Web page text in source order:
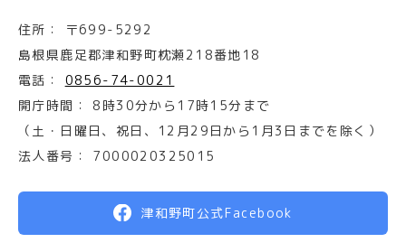
住所：
〒699-5292
島根県鹿足郡津和野町枕瀬218番地18
電話：
0856-74-0021
開庁時間：
8時30分から17時15分まで
（土・日曜日、祝日、12月29日から1月3日までを除く）
法人番号：
7000020325015
津和野町公式Facebook